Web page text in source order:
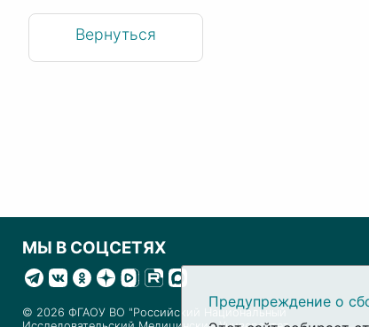
Вернуться
МЫ В СОЦСЕТЯХ
© 2026 ФГАОУ ВО "Российский Национальный
Предупреждение о